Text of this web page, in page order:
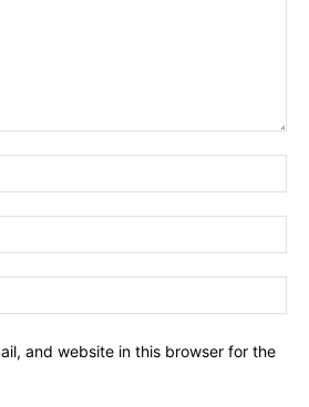
and website in this browser for the